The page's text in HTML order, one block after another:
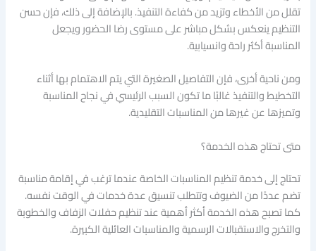
تقلل من الأخطاء وتزيد من كفاءة التنفيذ. بالإضافة إلى ذلك، فإن حسن
التنظيم ينعكس بشكل مباشر على مستوى رضا الحضور ويجعل
المناسبة أكثر راحة وانسيابية.
ومن ناحية أخرى، فإن التفاصيل الصغيرة التي يتم الاهتمام بها أثناء
التخطيط والتنفيذ غالبًا ما تكون السبب الرئيسي في نجاح المناسبة
وتميزها عن غيرها من المناسبات التقليدية.
متى تحتاج هذه الخدمة؟
تحتاج إلى خدمة تنظيم المناسبات الخاصة عندما ترغب في إقامة مناسبة
تضم عددًا من الضيوف وتتطلب تنسيق عدة خدمات في الوقت نفسه.
كما تصبح هذه الخدمة أكثر أهمية عند تنظيم حفلات الزفاف والخطوبة
والتخرج والاستقبالات الرسمية والمناسبات العائلية الكبيرة.